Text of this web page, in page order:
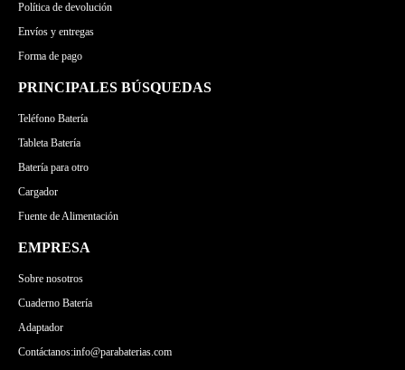
Política de devolución
Envíos y entregas
Forma de pago
PRINCIPALES BÚSQUEDAS
Teléfono Batería
Tableta Batería
Batería para otro
Cargador
Fuente de Alimentación
EMPRESA
Sobre nosotros
Cuaderno Batería
Adaptador
Contáctanos:info@parabaterias.com